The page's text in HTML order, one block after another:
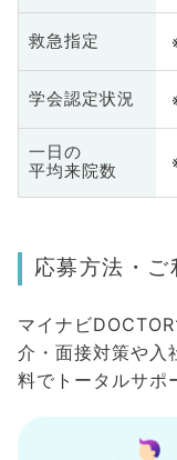
救急指定
学会認定状況
一日の
平均来院数
応募方法・ご
マイナビ
介・面接対策や入
料でトータルサポ